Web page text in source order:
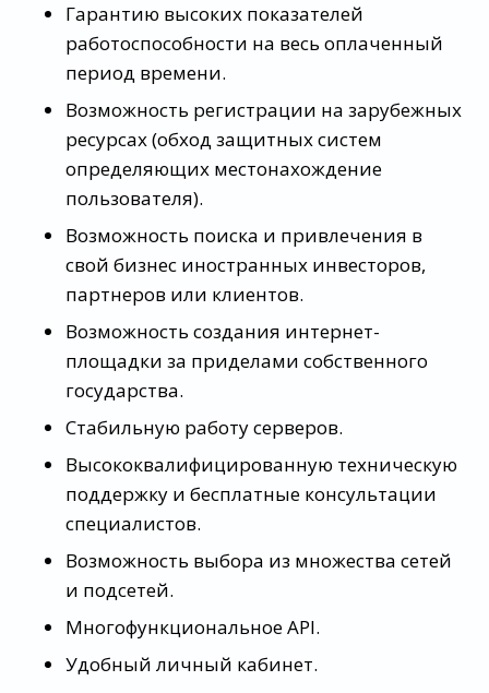
Гарантию высоких показателей
работоспособности на весь оплаченный
период времени.
Возможность регистрации на зарубежных
ресурсах (обход защитных систем
определяющих местонахождение
пользователя).
Возможность поиска и привлечения в
свой бизнес иностранных инвесторов,
партнеров или клиентов.
Возможность создания интернет-
площадки за приделами собственного
государства.
Стабильную работу серверов.
Высококвалифицированную техническую
поддержку и бесплатные консультации
специалистов.
Возможность выбора из множества сетей
и подсетей.
Многофункциональное API.
Удобный личный кабинет.